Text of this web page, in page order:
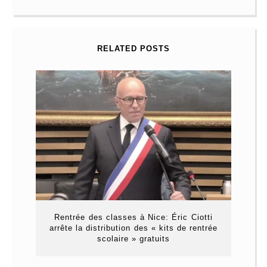
RELATED POSTS
Rentrée des classes à Nice: Éric Ciotti
arrête la distribution des « kits de rentrée
scolaire » gratuits